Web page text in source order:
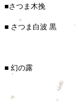
■さつま木挽
■ さつま白波 黒
■ 幻の露